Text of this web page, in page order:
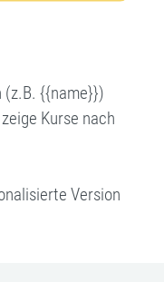
(z.B. {{name}})
Kurse nach
Version